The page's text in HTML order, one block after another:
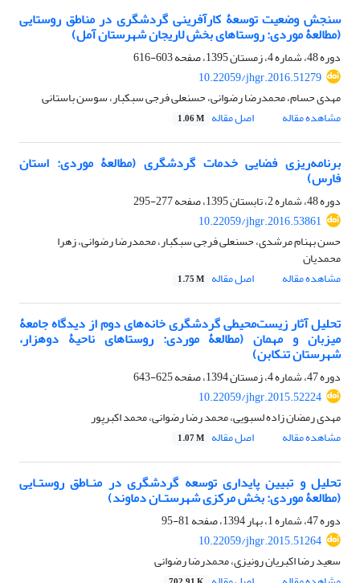
سنجش وضعیت توسعۀ کارآفرینی گردشگری در مناطق روستایی
(مطالعۀ موردی: روستاهای بخش لاریجان شهرستان آمل)
دوره 48، شماره 4، زمستان 1395، صفحه
603-616
10.22059/jhgr.2016.51279
مهدی حسام، محمدرضا رضوانی، حسنعلی فرجی سبکبار، سوسن باستانی
مشاهده مقاله
اصل مقاله 1.06 M
برنامه‌ریزی فضایی خدمات گردشگری (مطالعۀ موردی: استان
فارس)
دوره 48، شماره 2، تابستان 1395، صفحه
277-295
10.22059/jhgr.2016.53861
حسن بهنام مرشدی، حسنعلی فرجی سبکبار، محمدرضا رضوانی، زهرا
محمدیان
مشاهده مقاله
اصل مقاله 1.75 M
تحلیل آثار زیست‌محیطی گردشگری خانه‌های دوم از دیدگاه جامعۀ
میزبان و مهمان (مطالعۀ موردی: روستاهای ناحیۀ دوهزار،
شهرستان تنکابن)
دوره 47، شماره 4، زمستان 1394، صفحه
625-643
10.22059/jhgr.2015.52224
مهدی رمضان زاده لسبویی، محمد رضا رضوانی، محمد اکبرپور
مشاهده مقاله
اصل مقاله 1.07 M
تحلیل و تبیین پایداری توسعه گردشگری در منـاطق روستـایی
(مطالعۀ موردی: بخش مرکزی شهرستـان دماوند)
دوره 47، شماره 1، بهار 1394، صفحه
81-95
10.22059/jhgr.2015.51264
سعید رضا اکبریان رونیزی، محمدرضا رضوانی